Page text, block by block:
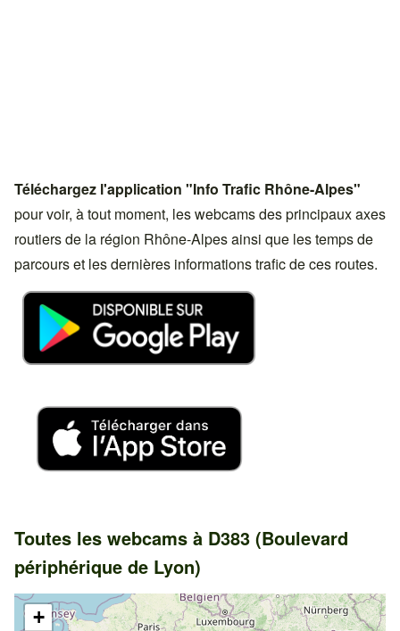
Téléchargez l'application "Info Trafic Rhône-Alpes"
pour voir, à tout moment, les webcams des principaux axes
routiers de la région Rhône-Alpes ainsi que les temps de
parcours et les dernières informations trafic de ces routes.
Toutes les webcams à D383 (Boulevard
périphérique de Lyon)
+